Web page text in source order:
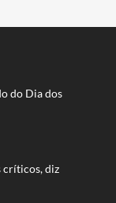
do Dia dos
críticos, diz